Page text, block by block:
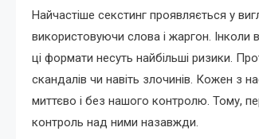
Найчастіше секстинг проявляється у
використовуючи слова і жаргон. Інколи
ці формати несуть найбільші ризики.
скандалів чи навіть злочинів. Кожен з
миттєво і без нашого контролю. Тому,
контроль над ними назавжди.